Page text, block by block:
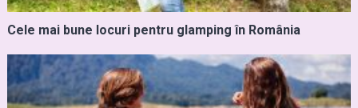
Cele mai bune locuri pentru glamping în România